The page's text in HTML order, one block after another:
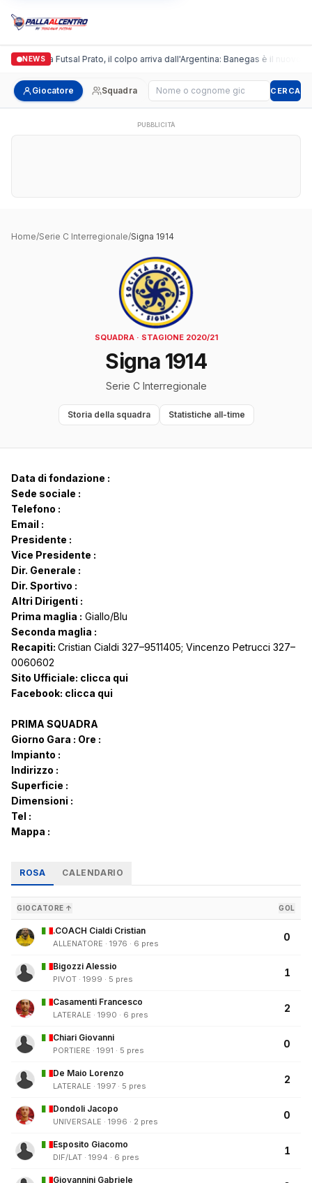
NEWS
Italgronda Futsal Prato, il colpo arriva dall'Argentina: Banegas è il nuovo
Giocatore Squadra Cerca giocatore CERCA
PUBBLICITÀ
Home/Serie C Interregionale/Signa 1914
SQUADRA · STAGIONE 2020/21
Signa 1914
Serie C Interregionale
Storia della squadra Statistiche all-time
Data di fondazione :
Sede sociale :
Telefono :
Email :
Presidente :
Vice Presidente :
Dir. Generale :
Dir. Sportivo :
Altri Dirigenti :
Prima maglia : Giallo/Blu
Seconda maglia :
Recapiti: Cristian Cialdi 327–9511405; Vincenzo Petrucci 327–
0060602
Sito Ufficiale: clicca qui
Facebook: clicca qui
PRIMA SQUADRA
Giorno Gara : Ore :
Impianto :
Indirizzo :
Superficie :
Dimensioni :
Tel :
Mappa :
ROSA CALENDARIO
GIOCATORE ↑ GOL
.COACH Cialdi Cristian
ALLENATORE · 1976 · 6 pres
0
Bigozzi Alessio
PIVOT · 1999 · 5 pres
1
Casamenti Francesco
LATERALE · 1990 · 6 pres
2
Chiari Giovanni
PORTIERE · 1991 · 5 pres
0
De Maio Lorenzo
LATERALE · 1997 · 5 pres
2
Dondoli Jacopo
UNIVERSALE · 1996 · 2 pres
0
Esposito Giacomo
DIF/LAT · 1994 · 6 pres
1
Giovannini Gabriele